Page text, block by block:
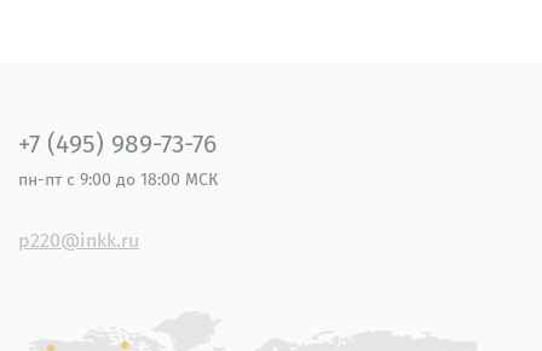
+7 (495) 989-73-76
пн-пт с 9:00 до 18:00 МСК
p220@inkk.ru